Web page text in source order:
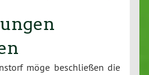
möge beschließen die